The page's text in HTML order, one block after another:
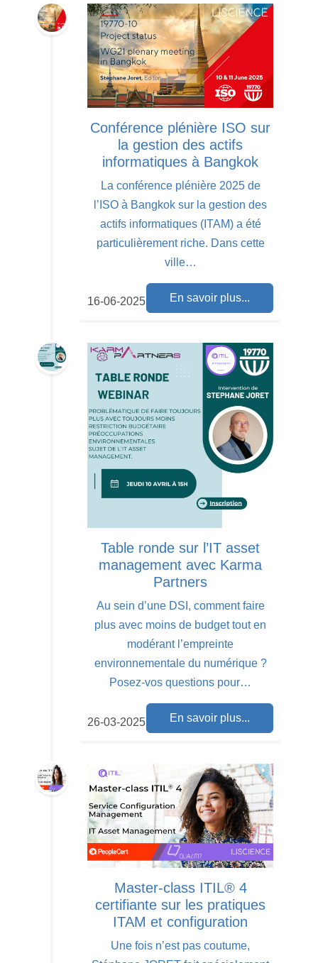
Conférence plénière ISO sur
la gestion des actifs
informatiques à Bangkok
La conférence plénière 2025 de
l’ISO à Bangkok sur la gestion des
actifs informatiques (ITAM) a été
particulièrement riche. Dans cette
ville…
En savoir plus...
16-06-2025
Table ronde sur l’IT asset
management avec Karma
Partners
Au sein d’une DSI, comment faire
plus avec moins de budget tout en
modérant l’empreinte
environnementale du numérique ?
Posez-vos questions pour…
En savoir plus...
26-03-2025
Master-class ITIL® 4
certifiante sur les pratiques
ITAM et configuration
Une fois n’est pas coutume,